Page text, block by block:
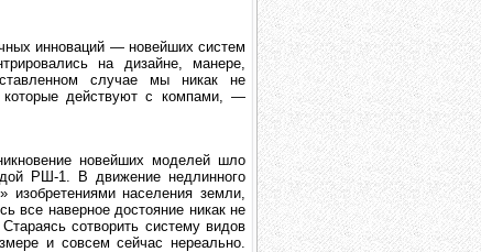
инноваций — новейших систем
на дизайне, манере,
случае мы никак не
которые действуют с компами, —
новейших моделей шло
РШ-1. В движение недлинного
населения земли,
все наверное достояние никак не
сотворить систему видов
и совсем сейчас нереально.